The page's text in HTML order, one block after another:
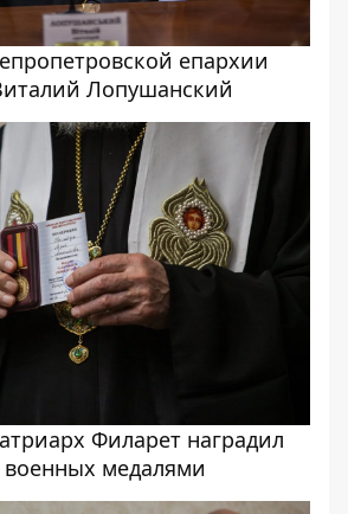
епархии
Лопушанский
Филарет наградил
медалями